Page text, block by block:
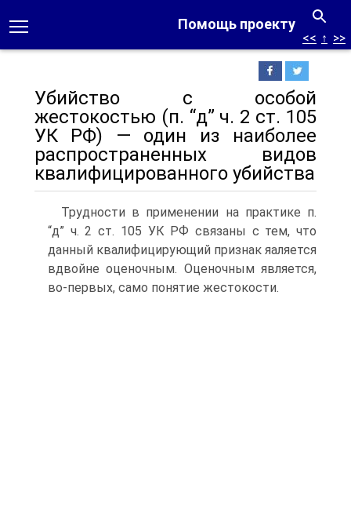
Помощь проекту
<< ↑ >>
Убийство с особой
жестокостью (п. “д” ч. 2 ст. 105
УК РФ) — один из наиболее
распространенных видов
квалифицированного убийства
Трудности в применении на практике п.
“д” ч. 2 ст. 105 УК РФ связаны с тем, что
данный квалифицирующий признак яаляется
вдвойне оценочным. Оценочным является,
во-первых, само понятие жестокости.